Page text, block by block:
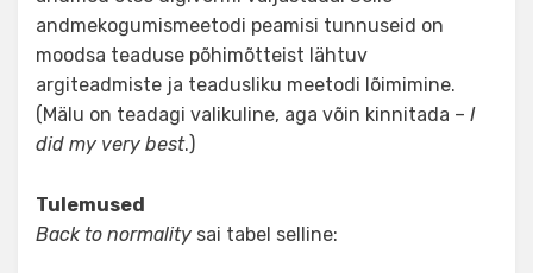
andmekogumismeetodi peamisi tunnuseid on
moodsa teaduse põhimõtteist lähtuv
argiteadmiste ja teadusliku meetodi lõimimine.
(Mälu on teadagi valikuline, aga võin kinnitada – I
did my very best.)
Tulemused
Back to normality sai tabel selline: